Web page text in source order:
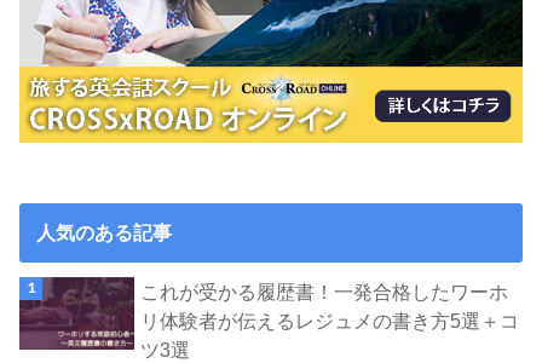
人気のある記事
これが受かる履歴書！一発合格したワーホ
リ体験者が伝えるレジュメの書き方5選＋コ
ツ3選